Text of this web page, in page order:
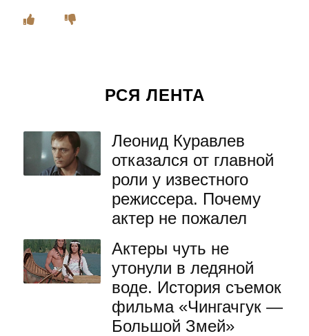
РСЯ ЛЕНТА
Леонид Куравлев
отказался от главной
роли у известного
режиссера. Почему
актер не пожалел
Актеры чуть не
утонули в ледяной
воде. История съемок
фильма «Чингачгук —
Большой Змей»